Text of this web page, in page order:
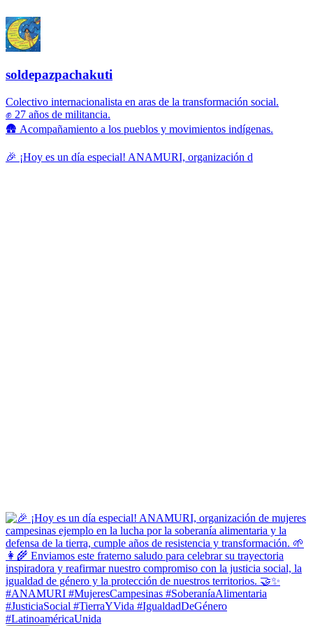
soldepazpachakuti
Colectivo internacionalista en aras de la transformación social.
✊ 27 años de militancia.
🛖 Acompañamiento a los pueblos y movimientos indígenas.
🎉 ¡Hoy es un día especial! ANAMURI, organización d